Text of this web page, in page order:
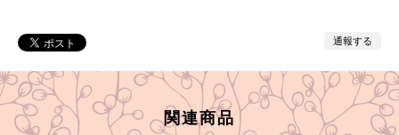
通報する
関連商品